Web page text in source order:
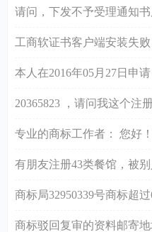
请问，下发不予受理通知
工商软证书客户端安装失
本人在2016年05月27日申
20365823 ，请问我这个注
专业的商标工作者： 您好
有朋友注册43类餐馆，被
商标局32950339号商标超
商标驳回复审的资料邮寄